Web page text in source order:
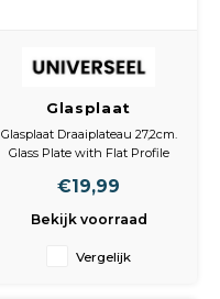
Glasplaat
Draaiplateau 27,2cm
Glasplaat Draaiplateau 27,2cm.
Glass Plate with Flat Profile
€19,99
Bekijk voorraad
Vergelijk